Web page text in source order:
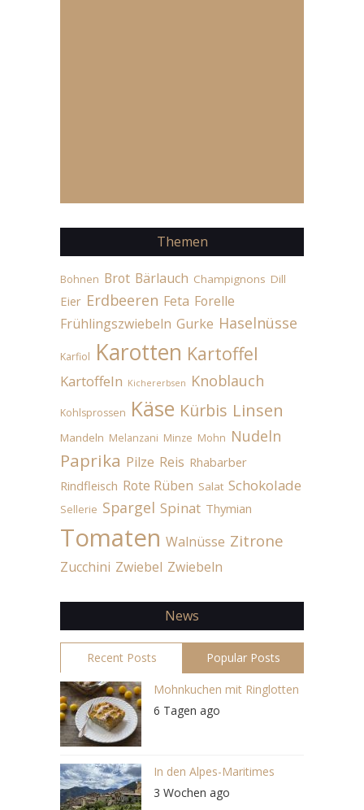
Themen
Bohnen Brot Bärlauch Champignons Dill
Eier Erdbeeren Feta Forelle
Frühlingszwiebeln Gurke Haselnüsse
Karfiol Karotten Kartoffel
Kartoffeln Kichererbsen Knoblauch
Kohlsprossen Käse Kürbis Linsen
Mandeln Melanzani Minze Mohn Nudeln
Paprika Pilze Reis Rhabarber
Rindfleisch Rote Rüben Salat Schokolade
Sellerie Spargel Spinat Thymian
Tomaten Walnüsse Zitrone
Zucchini Zwiebel Zwiebeln
News
Recent Posts Popular Posts
Mohnkuchen mit Ringlotten
6 Tagen ago
In den Alpes-Maritimes
3 Wochen ago